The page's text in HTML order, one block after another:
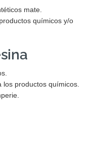
mate.
químicos y/o
productos químicos.